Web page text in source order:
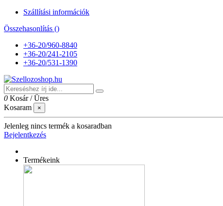
Szállítási információk
Összehasonlítás ()
+36-20/960-8840
+36-20/241-2105
+36-20/531-1390
0 Kosár /Üres
Kosaram
×
Jelenleg nincs termék a kosaradban
Bejelentkezés
Termékeink